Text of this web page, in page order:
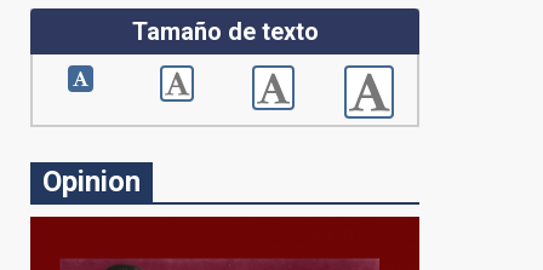
Tamaño de texto
Opinion